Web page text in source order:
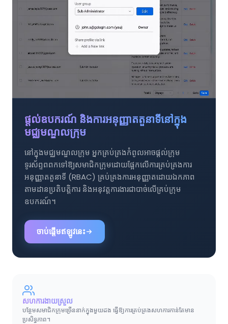
ផ្តល់ឧបករណ៍ និងការអនុញ្ញាតតួនាទីនៅក្នុង
មជ្ឈមណ្ឌលក្រុម
នៅក្នុងមជ្ឈមណ្ឌលក្រុម អ្នកគ្រប់គ្រងកំពូលអាចផ្តល់ក្រុម
ទូរស័ព្ទពពកទៅឱ្យសមាជិកក្រុមដោយផ្អែកលើការគ្រប់គ្រងការ
អនុញ្ញាតតួនាទី (RBAC) គ្រប់គ្រងការអនុញ្ញាតដោយឯកភាព
តាមដានប្រតិបត្តិការ និងអនុវត្តការងារជាបាច់លើគ្រប់ក្រុម
ឧបករណ៍។
ចាប់ផ្តើមឥឡូវនេះ
សហការងាយស្រួល
បន្ថែមសមាជិកក្រុមច្រើននាក់ក្នុងមួយដង ធ្វើឱ្យការគ្រប់គ្រងសហការកាន់តែមាន
ប្រសិទ្ធភាព។